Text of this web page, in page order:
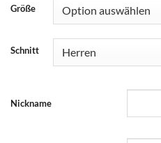
Größe
Schnitt
Nickname